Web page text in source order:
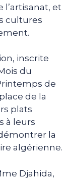
l’artisanat, et
cultures
inscrite
du
de
de la
plats
à leurs
la
algérienne.
Djahida,